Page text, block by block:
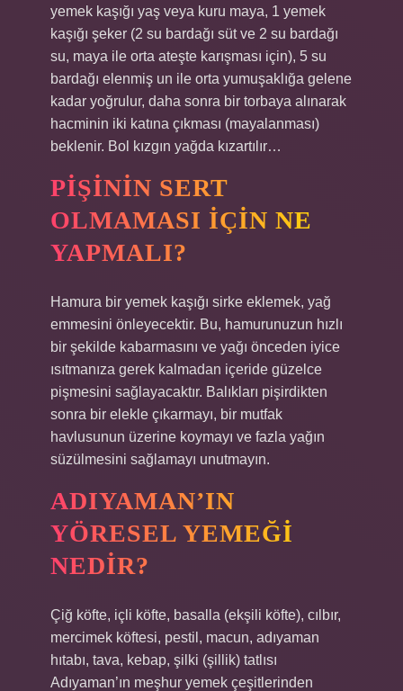
yemek kaşığı yaş veya kuru maya, 1 yemek
kaşığı şeker (2 su bardağı süt ve 2 su bardağı
su, maya ile orta ateşte karışması için), 5 su
bardağı elenmiş un ile orta yumuşaklığa gelene
kadar yoğrulur, daha sonra bir torbaya alınarak
hacminin iki katına çıkması (mayalanması)
beklenir. Bol kızgın yağda kızartılır…
PIŞININ SERT
OLMAMASI IÇIN NE
YAPMALI?
Hamura bir yemek kaşığı sirke eklemek, yağ
emmesini önleyecektir. Bu, hamurunuzun hızlı
bir şekilde kabarmasını ve yağı önceden iyice
ısıtmanıza gerek kalmadan içeride güzelce
pişmesini sağlayacaktır. Balıkları pişirdikten
sonra bir elekle çıkarmayı, bir mutfak
havlusunun üzerine koymayı ve fazla yağın
süzülmesini sağlamayı unutmayın.
ADIYAMAN’IN
YÖRESEL YEMEĞI
NEDIR?
Çiğ köfte, içli köfte, basalla (ekşili köfte), cılbır,
mercimek köftesi, pestil, macun, adıyaman
hıtabı, tava, kebap, şilki (şillik) tatlısı
Adıyaman’ın meşhur yemek çeşitlerinden